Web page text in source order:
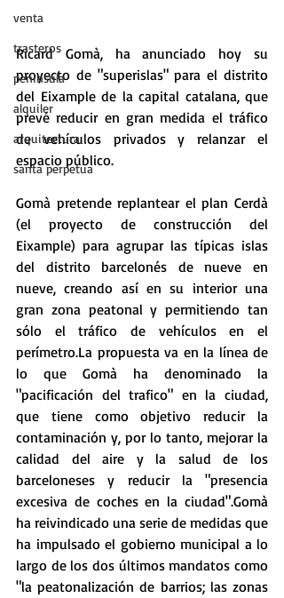
venta
trasteros
peninsula
alquiler
arquitectura
santa perpetua
Ricard Gomà, ha anunciado hoy su
proyecto de "superislas" para el distrito
del Eixample de la capital catalana, que
prevé reducir en gran medida el tráfico
de vehículos privados y relanzar el
espacio público.
Gomà pretende replantear el plan Cerdà
(el proyecto de construcción del
Eixample) para agrupar las típicas islas
del distrito barcelonés de nueve en
nueve, creando así en su interior una
gran zona peatonal y permitiendo tan
sólo el tráfico de vehículos en el
perímetro.La propuesta va en la línea de
lo que Gomà ha denominado la
"pacificación del trafico" en la ciudad,
que tiene como objetivo reducir la
contaminación y, por lo tanto, mejorar la
calidad del aire y la salud de los
barceloneses y reducir la "presencia
excesiva de coches en la ciudad".Gomà
ha reivindicado una serie de medidas que
ha impulsado el gobierno municipal a lo
largo de los dos últimos mandatos como
"la peatonalización de barrios; las zonas